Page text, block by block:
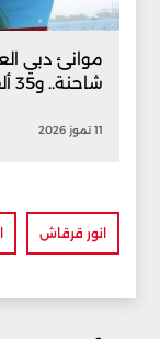
شاحنة.. و35 ألف رحلة...
11 تموز 2026
انور قرقاش